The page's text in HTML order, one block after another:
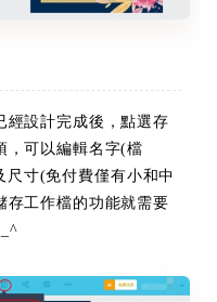
經設計完成後，點選存
，可以編輯名字(檔
尺寸(免付費僅有小和中
存工作檔的功能就需要